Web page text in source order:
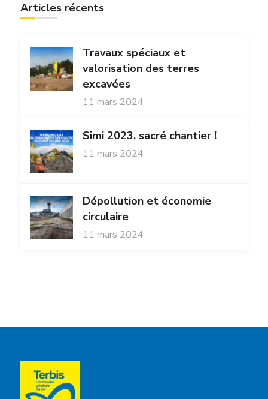
Articles récents
Travaux spéciaux et
valorisation des terres
excavées
11 mars 2024
Simi 2023, sacré chantier !
11 mars 2024
Dépollution et économie
circulaire
11 mars 2024